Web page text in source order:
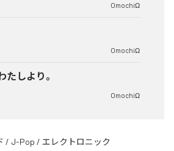
OmochiΩ
OmochiΩ
たしより。
OmochiΩ
/ J-Pop / エレクトロニック